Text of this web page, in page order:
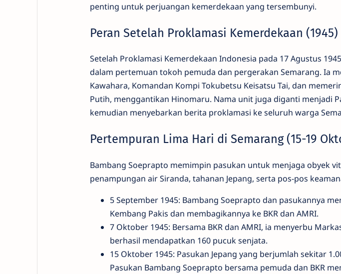
penting untuk perjuangan kemerdekaan yang tersembunyi.
Peran Setelah Proklamasi Kemerdekaan (1945)
Setelah Proklamasi Kemerdekaan Indonesia pada 17 Agustus
dalam pertemuan tokoh pemuda dan pergerakan Semarang. Ia
Kawahara, Komandan Kompi Tokubetsu Keisatsu Tai, dan
Putih, menggantikan Hinomaru. Nama unit juga diganti menjadi
kemudian menyebarkan berita proklamasi ke seluruh warga
Pertempuran Lima Hari di Semarang (15-19
Bambang Soeprapto memimpin pasukan untuk menjaga obyek
penampungan air Siranda, tahanan Jepang, serta pos-pos
5 September 1945: Bambang Soeprapto dan pasukannya
Kembang Pakis dan membagikannya ke BKR dan AMRI.
7 Oktober 1945: Bersama BKR dan AMRI, ia menyerbu
berhasil mendapatkan 160 pucuk senjata.
15 Oktober 1945: Pasukan Jepang yang berjumlah sekitar
Pasukan Bambang Soeprapto bersama pemuda dan BKR